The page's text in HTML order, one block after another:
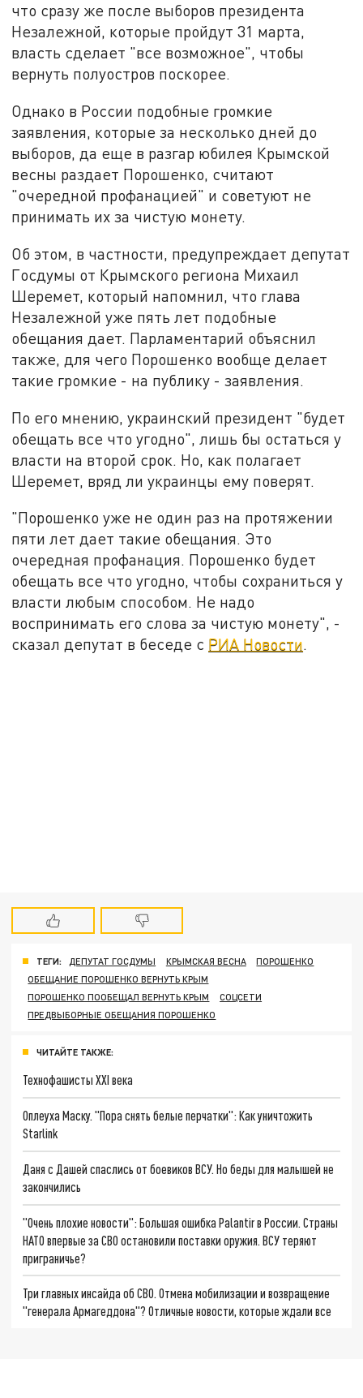
что сразу же после выборов президента
Незалежной, которые пройдут 31 марта,
власть сделает "все возможное", чтобы
вернуть полуостров поскорее.
Однако в России подобные громкие
заявления, которые за несколько дней до
выборов, да еще в разгар юбилея Крымской
весны раздает Порошенко, считают
"очередной профанацией" и советуют не
принимать их за чистую монету.
Об этом, в частности, предупреждает депутат
Госдумы от Крымского региона Михаил
Шеремет, который напомнил, что глава
Незалежной уже пять лет подобные
обещания дает. Парламентарий объяснил
также, для чего Порошенко вообще делает
такие громкие - на публику - заявления.
По его мнению, украинский президент "будет
обещать все что угодно", лишь бы остаться у
власти на второй срок. Но, как полагает
Шеремет, вряд ли украинцы ему поверят.
"Порошенко уже не один раз на протяжении
пяти лет дает такие обещания. Это
очередная профанация. Порошенко будет
обещать все что угодно, чтобы сохраниться у
власти любым способом. Не надо
воспринимать его слова за чистую монету", -
сказал депутат в беседе с РИА Новости.
ТЕГИ: ДЕПУТАТ ГОСДУМЫ КРЫМСКАЯ ВЕСНА
ПОРОШЕНКО
ОБЕЩАНИЕ ПОРОШЕНКО ВЕРНУТЬ КРЫМ
ПОРОШЕНКО ПООБЕЩАЛ ВЕРНУТЬ КРЫМ
СОЦСЕТИ
ПРЕДВЫБОРНЫЕ ОБЕЩАНИЯ ПОРОШЕНКО
ЧИТАЙТЕ ТАКЖЕ:
Технофашисты XXI века
Оплеуха Маску. "Пора снять белые перчатки": Как уничтожить
Starlink
Даня с Дашей спаслись от боевиков ВСУ. Но беды для малышей не
закончились
"Очень плохие новости": Большая ошибка Palantir в России. Страны
НАТО впервые за СВО остановили поставки оружия. ВСУ теряют
приграничье?
Три главных инсайда об СВО. Отмена мобилизации и возвращение
"генерала Армагеддона"? Отличные новости, которые ждали все